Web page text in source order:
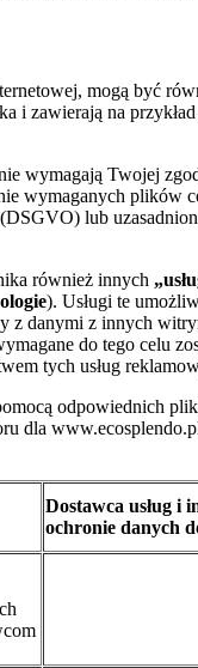
mogą być
zawierają na
wymagają Twojej
wymaganych
lub
również innych
). Usługi te
danymi z innych
do tego celu
tych usług
odpowiednich
dla
Dostawca usług i
ochronie danych